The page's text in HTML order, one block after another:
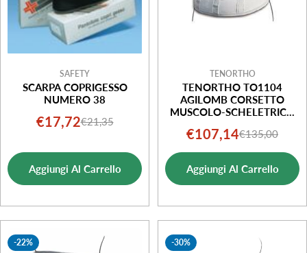
SAFETY
SCARPA COPRIGESSO
NUMERO 38
Prezzo
vendita
€17,72Prezzo
€21,35
Aggiungi Al Carrello
TENORTHO
TENORTHO TO1104
AGILOMB CORSETTO
MUSCOLO-SCHELETRICO
TAGLIA XXL
Prezzo
di
vendita
€107,14Prezzo
normale
€135,00
Aggiungi Al Carrello
-22% -30%